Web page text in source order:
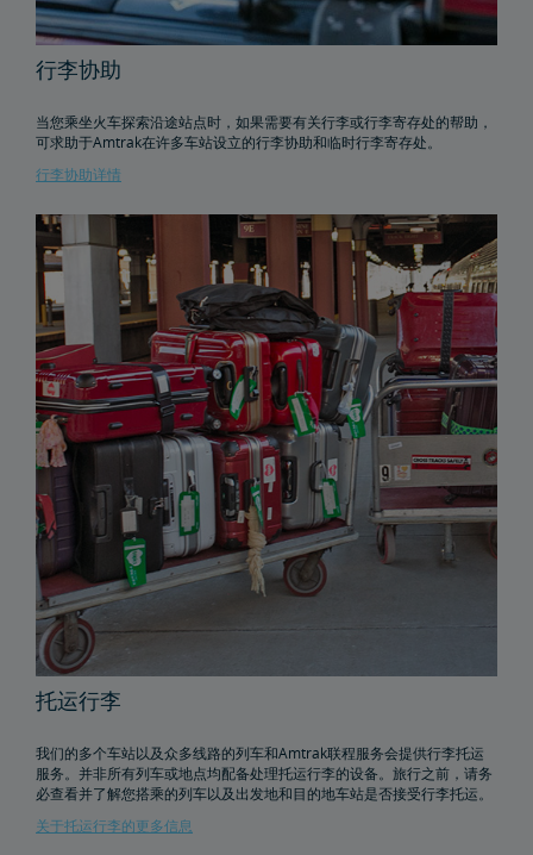
行李协助
当您乘坐火车探索沿途站点时，如果需要有关行李或行李寄存处的帮助，
可求助于Amtrak在许多车站设立的行李协助和临时行李寄存处。
行李协助详情
托运行李
我们的多个车站以及众多线路的列车和Amtrak联程服务会提供行李托运
服务。并非所有列车或地点均配备处理托运行李的设备。旅行之前，请务
必查看并了解您搭乘的列车以及出发地和目的地车站是否接受行李托运。
关于托运行李的更多信息